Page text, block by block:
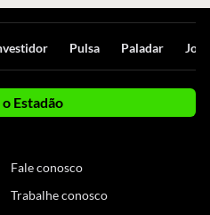
Pulsa Paladar
Estadão
Fale conosco
Trabalhe conosco